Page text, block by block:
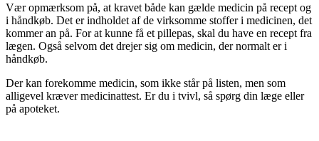
Vær opmærksom på, at kravet både kan gælde medicin på recept og
i håndkøb. Det er indholdet af de virksomme stoffer i medicinen, det
kommer an på. For at kunne få et pillepas, skal du have en recept fra
lægen. Også selvom det drejer sig om medicin, der normalt er i
håndkøb.
Der kan forekomme medicin, som ikke står på listen, men som
alligevel kræver medicinattest. Er du i tvivl, så spørg din læge eller
på apoteket.